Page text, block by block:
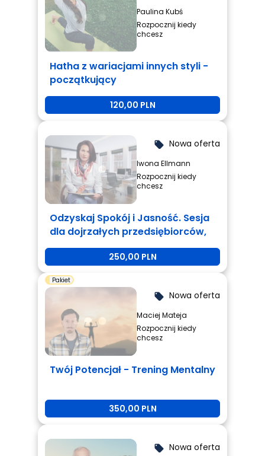
Paulina Kubś
Rozpocznij kiedy
chcesz
Hatha z wariacjami innych styli -
początkujący
120,00 PLN
local_offer Nowa oferta
Iwona Ellmann
Rozpocznij kiedy
chcesz
Odzyskaj Spokój i Jasność. Sesja
dla dojrzałych przedsiębiorców,
którzy są zmęczeni i potrzebują
250,00 PLN
Pakiet
local_offer Nowa oferta
Maciej Mateja
Rozpocznij kiedy
chcesz
Twój Potencjał - Trening Mentalny
350,00 PLN
local_offer Nowa oferta